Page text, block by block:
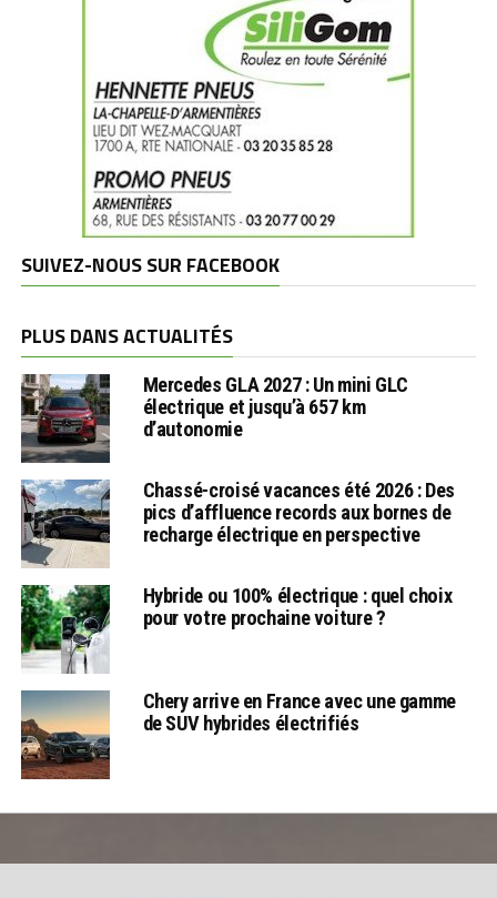
SUIVEZ-NOUS SUR FACEBOOK
PLUS DANS ACTUALITÉS
Mercedes GLA 2027 : Un mini GLC
électrique et jusqu’à 657 km
d’autonomie
Chassé-croisé vacances été 2026 : Des
pics d’affluence records aux bornes de
recharge électrique en perspective
Hybride ou 100% électrique : quel choix
pour votre prochaine voiture ?
Chery arrive en France avec une gamme
de SUV hybrides électrifiés